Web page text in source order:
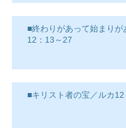
■終わりがあって始まりが
12：13～27
■キリスト者の宝／ルカ